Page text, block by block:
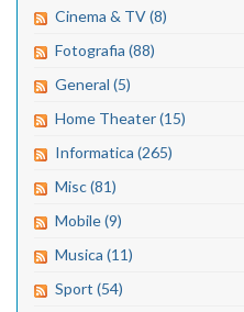
Cinema & TV (8)
Fotografia (88)
General (5)
Home Theater (15)
Informatica (265)
Misc (81)
Mobile (9)
Musica (11)
Sport (54)